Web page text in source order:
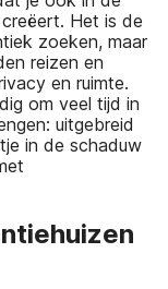
Het is de
zoeken, maar
reizen en
en ruimte.
om veel tijd in
uitgebreid
in de schaduw